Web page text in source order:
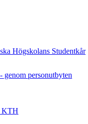
Högskolans Studentkår
genom personutbyten
KTH